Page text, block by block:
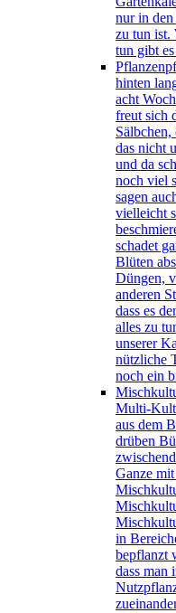
nur in
zu tun ist.
tun gibt
hinten
acht
freut sich
das nicht
und da
noch viel
sagen
vielleicht
schadet
Blüten
Düngen,
anderen
dass es
alles zu
unserer
nützliche
noch ein
Multi-
aus dem
drüben
Ganze
in
bepflanzt
dass man